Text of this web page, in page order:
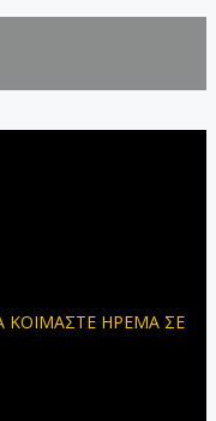
ΚΟΙΜΑΣΤΕ ΗΡΕΜΑ ΣΕ